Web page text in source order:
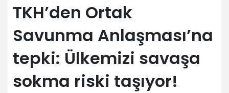
TKH’den Ortak
Savunma Anlaşması’na
tepki: Ülkemizi savaşa
sokma riski taşıyor!